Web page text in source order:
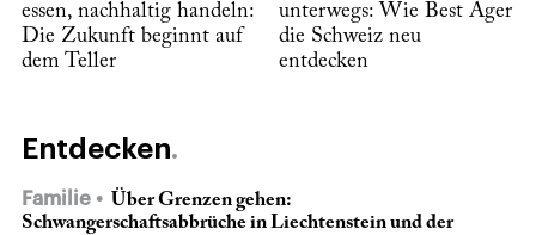
essen, nachhaltig handeln:
Die Zukunft beginnt auf
dem Teller
unterwegs: Wie Best Ager
die Schweiz neu
entdecken
Entdecken
Familie
Über Grenzen gehen:
Schwangerschaftsabbrüche in Liechtenstein und der